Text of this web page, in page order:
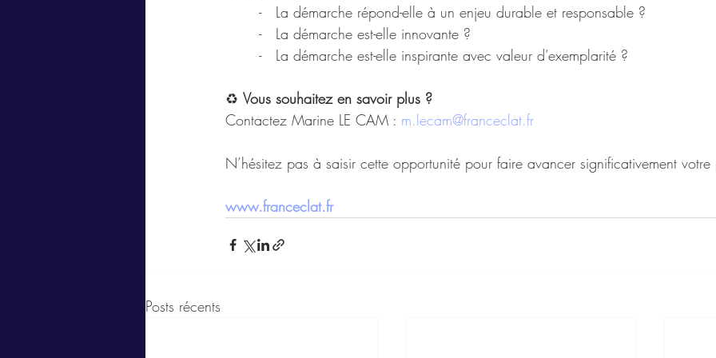
       -   La démarche répond-elle à un enjeu durable et responsable ?
       -   La démarche est-elle innovante ?
       -   La démarche est-elle inspirante avec valeur d’exemplarité ?
♻️ Vous souhaitez en savoir plus ?
Contactez Marine LE CAM : m.lecam@franceclat.fr
N’hésitez pas à saisir cette opportunité pour faire avancer significativement votre
www.franceclat.fr
Posts récents